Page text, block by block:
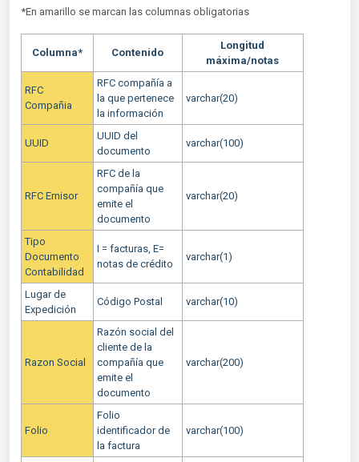
*En amarillo se marcan las columnas obligatorias
Columna* Contenido
Longitud
máxima/notas
RFC
Compañia
RFC compañía a
la que pertenece
la información
varchar(20)
UUID
UUID del
documento
varchar(100)
RFC Emisor
RFC de la
compañía que
emite el
documento
varchar(20)
Tipo
Documento
Contabilidad
I = facturas, E=
notas de crédito
varchar(1)
Lugar de
Expedición
Código Postal varchar(10)
Razon Social
Razón social del
cliente de la
compañía que
emite el
documento
varchar(200)
Folio
Folio
identificador de
la factura
varchar(100)